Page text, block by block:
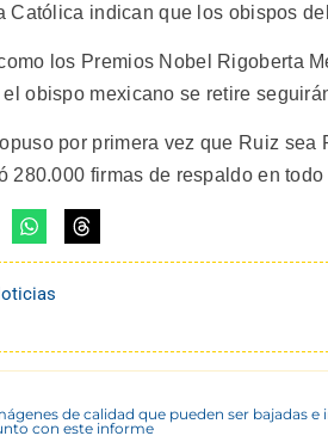
Católica indican que los obispos
los Premios Nobel Rigoberta
obispo mexicano se retire
por primera vez que Ruiz
280.000 firmas de respaldo en
de calidad que pueden ser bajadas
con este informe